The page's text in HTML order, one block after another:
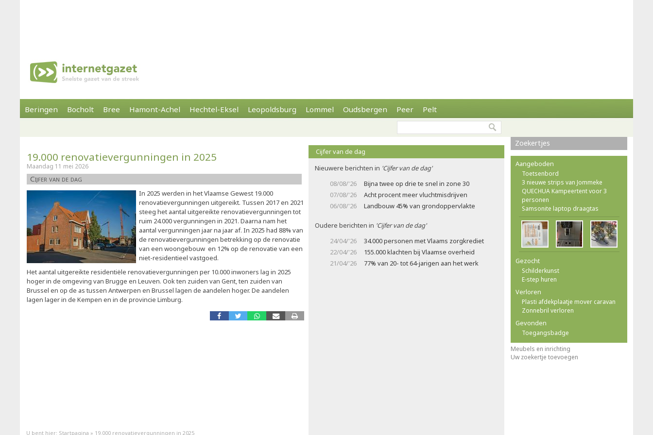
Beringen Bocholt Bree Hamont-Achel Hechtel-Eksel Leopoldsburg Lommel Oudsbergen Peer Pelt
19.000 renovatievergunningen in 2025
Maandag 11 mei 2026
Cijfer van de dag
In 2025 werden in het Vlaamse Gewest 19.000
renovatievergunningen uitgereikt. Tussen 2017 en 2021
steeg het aantal uitgereikte renovatievergunningen tot
ruim 24.000 vergunningen in 2021. Daarna nam het
aantal vergunningen jaar na jaar af. In 2025 had 88% van
de renovatievergunningen betrekking op de renovatie
van een woongebouw en 12% op de renovatie van een
niet-residentieel vastgoed.
Het aantal uitgereikte residentiële renovatievergunningen per 10.000 inwoners lag in 2025
hoger in de omgeving van Brugge en Leuven. Ook ten zuiden van Gent, ten zuiden van
Brussel en op de as tussen Antwerpen en Brussel lagen de aandelen hoger. De aandelen
lagen lager in de Kempen en in de provincie Limburg.
Cijfer van de dag
Nieuwere berichten in 'Cijfer van de dag'
08/08/'26
Bijna twee op drie te snel in zone 30
07/08/'26
Acht procent meer vluchtmisdrijven
06/08/'26
Landbouw 45% van grondoppervlakte
Oudere berichten in 'Cijfer van de dag'
24/04/'26
34.000 personen met Vlaams zorgkrediet
22/04/'26
155.000 klachten bij Vlaamse overheid
21/04/'26
77% van 20- tot 64-jarigen aan het werk
Zoekertjes
Aangeboden
Toetsenbord
3 nieuwe strips van Jommeke
QUECHUA Kampeertent voor 3
personen
Samsonite laptop draagtas
Gezocht
Schilderkunst
E-step huren
Verloren
Plasti afdekplaatje mover caravan
Zonnebril verloren
Gevonden
Toegangsbadge
Meubels en inrichting
Uw zoekertje toevoegen
U bent hier: Startpagina » 19.000 renovatievergunningen in 2025